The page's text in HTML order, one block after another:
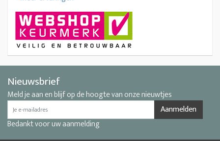
Nieuwsbrief
Meld je aan en blijf op de hoogte van onze nieuwtjes
Aanmelden
Bedankt voor uw aanmelding